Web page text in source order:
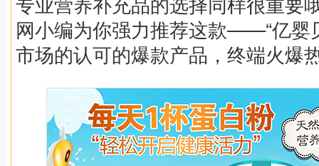
网小编为你强力推荐这款——“亿婴
市场的认可的爆款产品，终端火爆